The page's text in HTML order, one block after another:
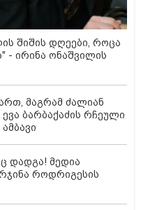
შიშის დღეები, როცა
- ირინა ონაშვილის
მაგრამ ძალიან
ბარბაქაძის რჩეული
დადგა! მედია
როდრიგესის